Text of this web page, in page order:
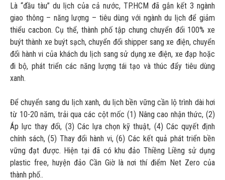
Là “đầu tàu” du lịch của cả nước, TP.HCM đã gắn kết 3 ngành
giao thông – năng lượng – tiêu dùng với ngành du lịch để giảm
thiểu cacbon. Cụ thể, thành phố tập chung chuyển đổi 100% xe
buýt thành xe buýt sạch, chuyển đổi shipper sang xe điện, chuyển
đổi hành vi của khách du lịch sang sử dụng xe điện, xe đạp hoặc
đi bộ, phát triển các năng lượng tái tạo và thúc đẩy tiêu dùng
xanh.
Để chuyển sang du lịch xanh, du lịch bền vững cần lộ trình dài hơi
từ 10-20 năm, trải qua các cột mốc (1) Nâng cao nhận thức, (2)
Áp lực thay đổi, (3) Các lựa chọn kỹ thuật, (4) Các quyết định
chính sách, (5) Thay đổi hành vi, (6) Các kết quả phát triển bền
vững đạt được. Hiện tại đã có khu đảo Thiềng Liềng sử dụng
plastic free, huyện đảo Cần Giờ là nơi thí điểm Net Zero của
thành phố..